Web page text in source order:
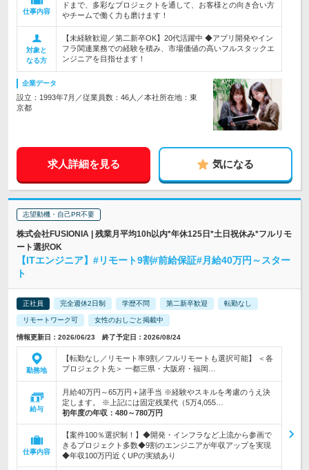
仕事内容
ドまで、多彩なプロジェクトを通して、お客様との向き合い方
やチームで働く力も磨けます！
対象と
なる方
【未経験歓迎／第二新卒OK】20代活躍中 ◆アプリ開発やイン
フラ関連業務での経験を積み、市場価値の高いフルスタックエ
ンジニアを目指せます！
企業データ
設立：1993年7月／従業員数：46人／本社所在地：東
京都
求人詳細を見る 気になる
志望動機・自己PR不要
株式会社FUSIONIA | 残業月平均10h以内*年休125日*土日祝休み*フルリモ
ート選択OK
【ITエンジニア】#リモート9割#前給保証#月給40万円～スター
ト
正社員 完全週休2日制 学歴不問 第二新卒歓迎 転勤なし
リモートワーク可 女性のおしごと掲載中
情報更新日：2026/06/23 終了予定日：2026/08/24
勤務地
【転勤なし／リモート率9割／フルリモートも選択可能】 ＜各
プロジェクト先＞ 一都三県・大阪府・福岡…
給与
月給40万円～65万円＋諸手当 ※経験やスキルを考慮のうえ決
定します。 ※上記には固定残業代（5万4,055…
初年度の年収： 480～780万円
仕事内容
【案件100％選択制！】◆開発・インフラなど上流から参画で
きるプロジェクト多数◆9割のエンジニアが年収アップを実現
◆年収100万円近くUPの実績あり